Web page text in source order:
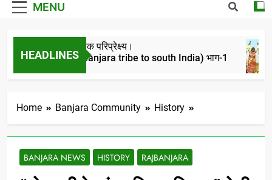
GoarBanjara.com
MENU
HEADLINES
बंजारो का ऐतिहासिक परिप्रेक्ष्य।
(Migration of banjara tribe to south India) भाग-1
4 Years Ago
Home Banjara Community History
BANJARA NEWS HISTORY RAJBANJARA